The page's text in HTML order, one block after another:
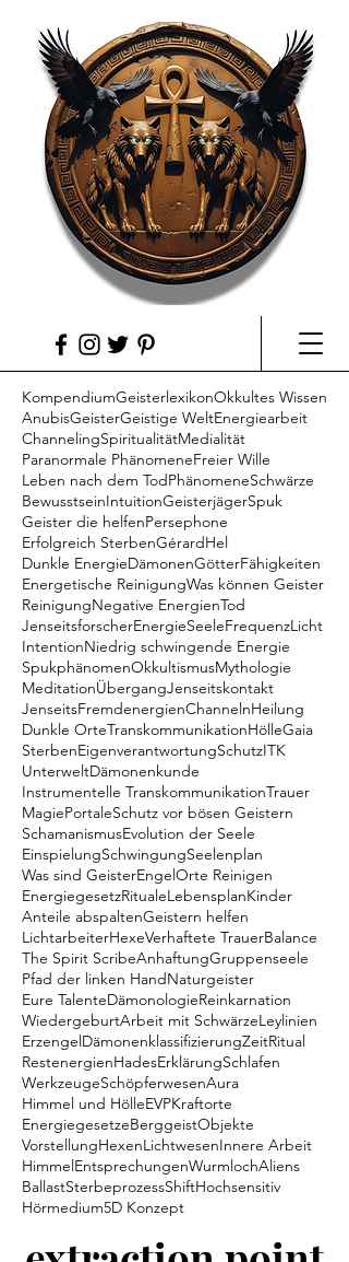
KompendiumGeisterlexikonOkkultes Wissen
AnubisGeisterGeistige WeltEnergiearbeit
ChannelingSpiritualitätMedialität
Paranormale PhänomeneFreier Wille
Leben nach dem TodPhänomeneSchwärze
BewusstseinIntuitionGeisterjägerSpuk
Geister die helfenPersephone
Erfolgreich SterbenGérardHel
Dunkle EnergieDämonenGötterFähigkeiten
Energetische ReinigungWas können Geister
ReinigungNegative EnergienTod
JenseitsforscherEnergieSeeleFrequenzLicht
IntentionNiedrig schwingende Energie
SpukphänomenOkkultismusMythologie
MeditationÜbergangJenseitskontakt
JenseitsFremdenergienChannelnHeilung
Dunkle OrteTranskommunikationHölleGaia
SterbenEigenverantwortungSchutzITK
UnterweltDämonenkunde
Instrumentelle TranskommunikationTrauer
MagiePortaleSchutz vor bösen Geistern
SchamanismusEvolution der Seele
EinspielungSchwingungSeelenplan
Was sind GeisterEngelOrte Reinigen
EnergiegesetzRitualeLebensplanKinder
Anteile abspaltenGeistern helfen
LichtarbeiterHexeVerhaftete TrauerBalance
The Spirit ScribeAnhaftungGruppenseele
Pfad der linken HandNaturgeister
Eure TalenteDämonologieReinkarnation
WiedergeburtArbeit mit SchwärzeLeylinien
ErzengelDämonenklassifizierungZeitRitual
RestenergienHadesErklärungSchlafen
WerkzeugeSchöpferwesenAura
Himmel und HölleEVPKraftorte
EnergiegesetzeBerggeistObjekte
VorstellungHexenLichtwesenInnere Arbeit
HimmelEntsprechungenWurmlochAliens
BallastSterbeprozessShiftHochsensitiv
Hörmedium5D Konzept